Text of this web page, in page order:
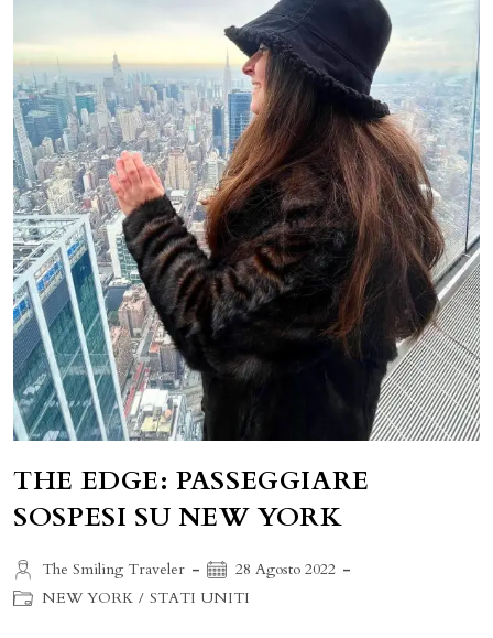
THE EDGE: PASSEGGIARE
SOSPESI SU NEW YORK
Autore
dell'articolo:
The Smiling Traveler
Articolo
pubblicato:
28 Agosto 2022
Categoria
NEW YORK / STATI UNITI